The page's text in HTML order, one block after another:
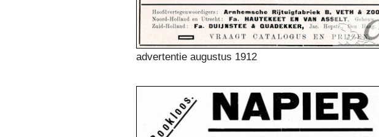
advertentie augustus 1912